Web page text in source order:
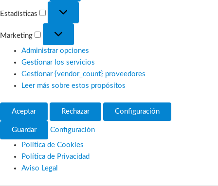
Estadísticas
Marketing
Administrar opciones
Gestionar los servicios
Gestionar {vendor_count} proveedores
Leer más sobre estos propósitos
Aceptar Rechazar Configuración
Guardar Configuración
Política de Cookies
Política de Privacidad
Aviso Legal